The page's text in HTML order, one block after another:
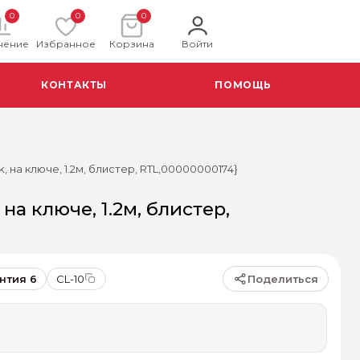
0 0
Избранное
0
Корзина Войти
КОНТАКТЫ ПОМОЩЬ
на ключе, 1.2м, блистер, RTL,00000000174}
ключе, 1.2м, блистер,
Поделиться
6 CL-10